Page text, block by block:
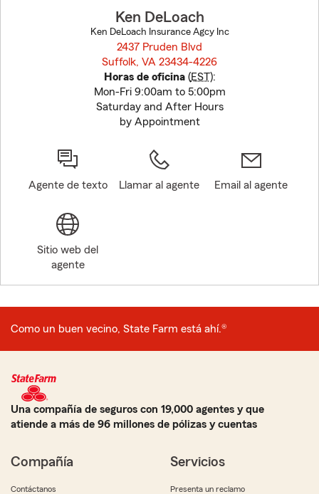
Ken DeLoach
Ken DeLoach Insurance Agcy Inc
2437 Pruden Blvd
Suffolk, VA 23434-4226
Horas de oficina(EST):
Mon-Fri 9:00am to 5:00pm
Saturday and After Hours
by Appointment
Agente de texto Llamar al agente Email al agente
Sitio web del
agente
Como un buen vecino, State Farm está ahí.®
Una compañía de seguros con 19,000 agentes y que
atiende a más de 96 millones de pólizas y cuentas
Compañía
Contáctanos
Servicios
Presenta un reclamo